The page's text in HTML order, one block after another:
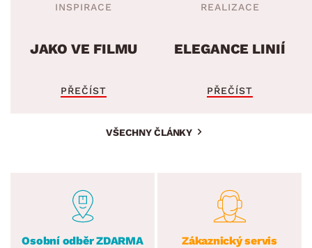
INSPIRACE
JAKO VE FILMU
PŘEČÍST
REALIZACE
ELEGANCE LINIÍ
PŘEČÍST
VŠECHNY ČLÁNKY
Osobní odběr ZDARMA
Zákaznický servis